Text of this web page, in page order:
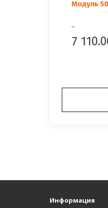
Модуль 50
..
7
Информация